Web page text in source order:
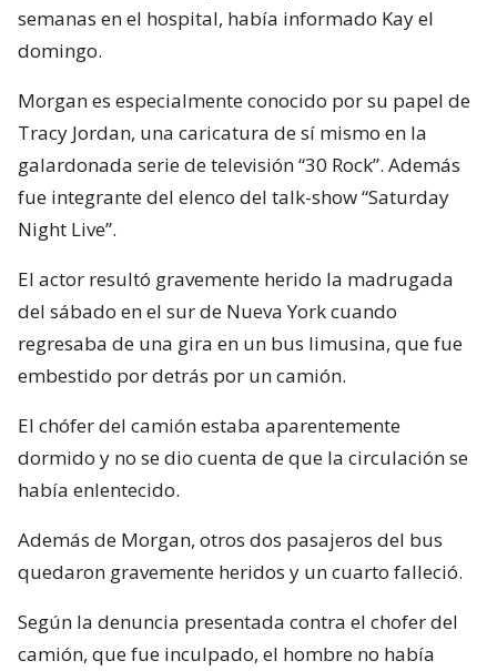
semanas en el hospital, había informado Kay el
domingo.
Morgan es especialmente conocido por su papel de
Tracy Jordan, una caricatura de sí mismo en la
galardonada serie de televisión “30 Rock”. Además
fue integrante del elenco del talk-show “Saturday
Night Live”.
El actor resultó gravemente herido la madrugada
del sábado en el sur de Nueva York cuando
regresaba de una gira en un bus limusina, que fue
embestido por detrás por un camión.
El chófer del camión estaba aparentemente
dormido y no se dio cuenta de que la circulación se
había enlentecido.
Además de Morgan, otros dos pasajeros del bus
quedaron gravemente heridos y un cuarto falleció.
Según la denuncia presentada contra el chofer del
camión, que fue inculpado, el hombre no había